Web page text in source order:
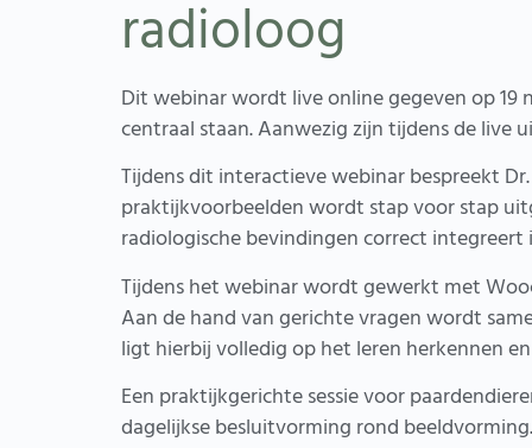
radioloog
Dit webinar wordt live online gegeven op 19
centraal staan. Aanwezig zijn tijdens de live
Tijdens dit interactieve webinar bespreekt
praktijkvoorbeelden wordt stap voor stap
radiologische bevindingen correct
Tijdens het webinar wordt gewerkt met
Aan de hand van gerichte vragen wordt
ligt hierbij volledig op het leren herkennen
Een praktijkgerichte sessie voor
dagelijkse besluitvorming rond beeldvorming.